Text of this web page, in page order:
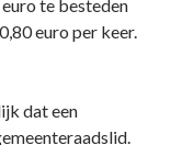
te besteden
euro per keer.
dat een